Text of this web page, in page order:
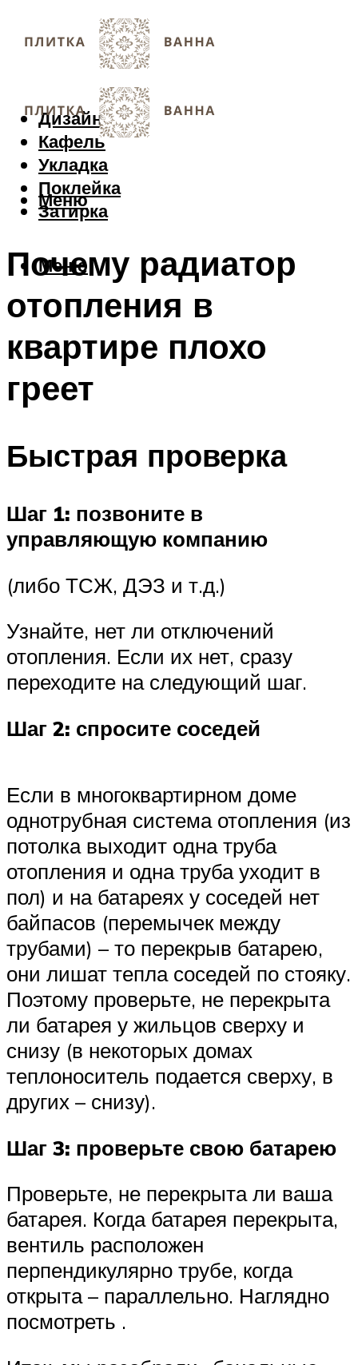
Дизайн
Кафель
Укладка
Поклейка
Затирка
Меню
Меню
Почему радиатор
отопления в
квартире плохо
греет
Быстрая проверка
Шаг 1: позвоните в
управляющую компанию
(либо ТСЖ, ДЭЗ и т.д.)
Узнайте, нет ли отключений
отопления. Если их нет, сразу
переходите на следующий шаг.
Шаг 2: спросите соседей
Если в многоквартирном доме
однотрубная система отопления (из
потолка выходит одна труба
отопления и одна труба уходит в
пол) и на батареях у соседей нет
байпасов (перемычек между
трубами) – то перекрыв батарею,
они лишат тепла соседей по стояку.
Поэтому проверьте, не перекрыта
ли батарея у жильцов сверху и
снизу (в некоторых домах
теплоноситель подается сверху, в
других – снизу).
Шаг 3: проверьте свою батарею
Проверьте, не перекрыта ли ваша
батарея. Когда батарея перекрыта,
вентиль расположен
перпендикулярно трубе, когда
открыта – параллельно. Наглядно
посмотреть .